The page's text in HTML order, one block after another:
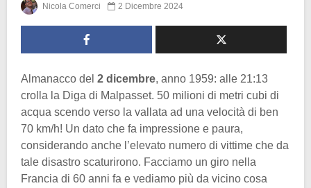
Nicola Comerci 2 Dicembre 2024
Almanacco del 2 dicembre, anno 1959: alle 21:13
crolla la Diga di Malpasset. 50 milioni di metri cubi di
acqua scendo verso la vallata ad una velocità di ben
70 km/h! Un dato che fa impressione e paura,
considerando anche l’elevato numero di vittime che da
tale disastro scaturirono. Facciamo un giro nella
Francia di 60 anni fa e vediamo più da vicino cosa